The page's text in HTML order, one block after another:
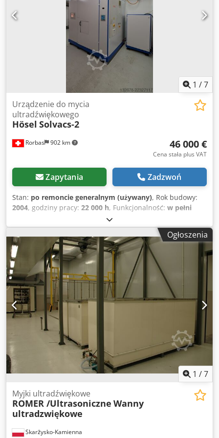
Obie komory wyposażone w ultradźwięki (dno);
częstotliwość: 40 kHz, moc: 1200 watów (szczytowo 2400
watów) Wewnętrzne wymiary komór: 750x450x520h mm,
pojemność: ok. 120 litrów; materiał wanien: stal
nierdzewna 1.4571 Obie komory z separatorem oleju (prod.
Belki) oraz filtrem świecowym (9 3/4" – dokładność 100 lub
50 mikronów, do wyboru) Djdpfozgwqwox Afnock Grzałka w
obu komorach: każda 2 kW Moc przyłączeniowa: 12 kW –
dostawa gotowa do podłączenia z wtyczką 32 amperową
1 /7
Rorbas 902 km
Urządzenie do mycia
ultradźwiękowego
Hösel Solvacs-2
46 000 €
Cena stała plus VAT
Zapytania Zadzwoń
Stan: po remoncie generalnym (używany), Rok budowy:
2004, godziny pracy: 22 000 h, Funkcjonalność: w pełni
, numer maszyny/pojazdu:
szerokość:2 600 mm, całkowita długość:1 750 mm,
całkowita wysokość:2 350 mm, maksymalna waga ładunku:
50 kg
, pojemność zbiornika:230 l, przyłącze sprężonego
powietrza:6,5 belka, napięcie wejściowe: 380 V
ostatniego remontu:
, Hösel Solvacs-2 z dodatkowym
systemem destylacji. Instalacja oraz system destylacji
zostały gruntownie wyremontowane przez
wykwalifikowanych specjalistów. Dcsdpfx Afozln Iqonsk
Instalacja jest podłączona do zasilania i jest gotowa do
oględzin oraz testowego uruchomienia. Instalacja wymaga
zewnętrznego systemu chłodzenia.
Ogłoszenia
1 /7
Skarżysko-Kamienna
Myjki ultradźwiękowe
ROMER /Ultrasoniczne Wanny
ultradzwiękowe